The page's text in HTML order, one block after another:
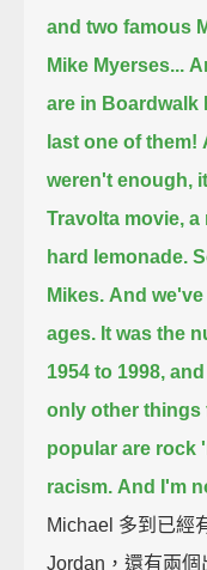
and two famous
Mike Myerses...
are in Boardwalk
last one of them!
weren't enough,
Travolta movie,
hard lemonade.
Mikes. And
ages. It was the
1954 to 1998,
only other things
popular are rock
racism. And I'm
Michael 多到已經
Jordan，還有兩個